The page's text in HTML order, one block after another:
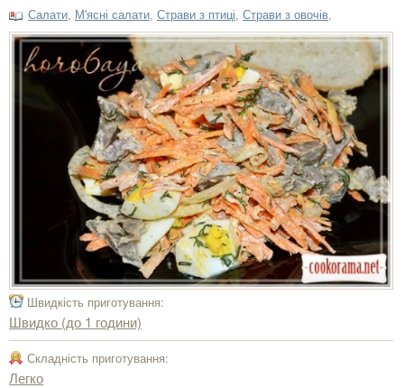
Салати М'ясні салати Страви з птиці Страви з овочів
Швидкість приготування:
Швидко (до 1 години)
Складність приготування:
Легко